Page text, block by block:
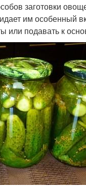
заготовки
им особенный
или подавать к